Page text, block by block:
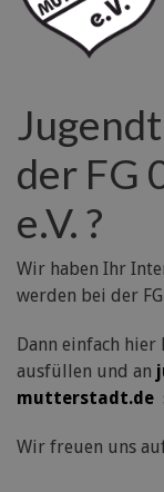
der FG
e.V. ?
Wir haben Ihr
werden bei der
Dann einfach hier
ausfüllen und an
mutterstadt.de
Wir freuen uns